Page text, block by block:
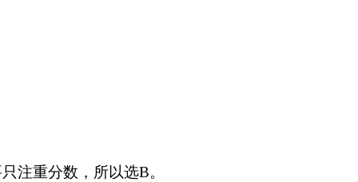
注重分数，所以选B。